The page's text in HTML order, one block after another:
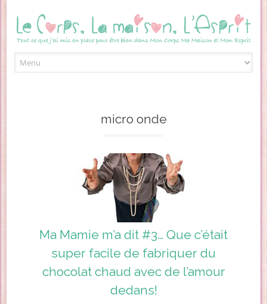
micro onde
Ma Mamie m’a dit #3… Que c’était
super facile de fabriquer du
chocolat chaud avec de l’amour
dedans!